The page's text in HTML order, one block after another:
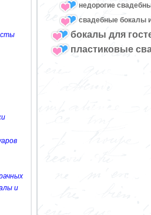
и
недорогие
свадебные бокалы
бокалы для
пластиковые